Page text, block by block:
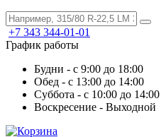
+7 343 344-01-01
График работы
Будни - с 9:00 до 18:00
Обед - с 13:00 до 14:00
Суббота - с 10:00 до 14:00
Воскресение - Выходной